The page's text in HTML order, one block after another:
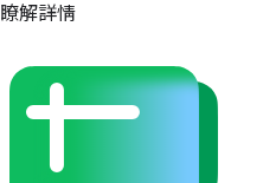
瞭解詳情